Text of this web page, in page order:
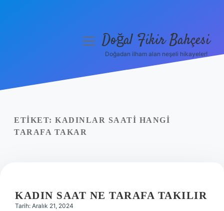
Yasal Uyarı
menüyüDoğal Fikir Bahçesi
Doğadan ilham alan neşeli hikayeler!
ETIKET: KADINLAR SAATI HANGI
TARAFA TAKAR
KADIN SAAT NE TARAFA TAKILIR
Tarih: Aralık 21, 2024